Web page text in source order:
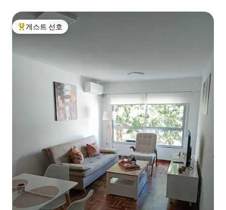
상위 게스트 선호
게스트 선호